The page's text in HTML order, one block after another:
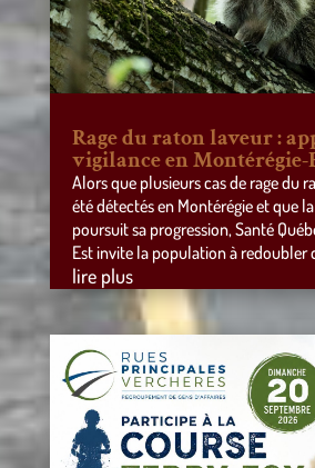
Rage du raton laveur :
vigilance en Montérégie-
Alors que plusieurs cas de rage du
été détectés en Montérégie et que
poursuit sa progression, Santé
Est invite la population à redoubler
lire plus